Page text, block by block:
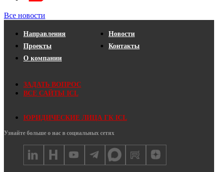
Все новости
Направления
Проекты
О компании
Новости
Контакты
ЗАДАТЬ ВОПРОС
ВСЕ САЙТЫ ICL
ЮРИДИЧЕСКИЕ ЛИЦА ГК ICL
Узнайте больше о нас в социальных сетях